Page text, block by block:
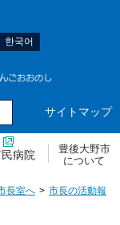
한국어
サイトマップ
病院
豊後大野市
について
長室へ
市長の活動報